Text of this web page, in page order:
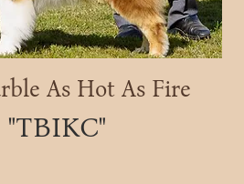
As Hot As Fire
"ТВІКС"